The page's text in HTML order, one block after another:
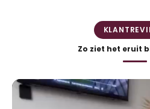
Zo ziet het eruit